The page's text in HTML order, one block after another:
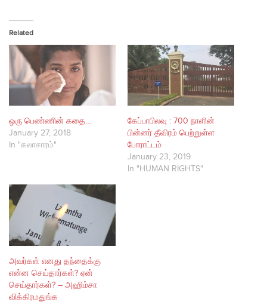
Related
ஒரு பெண்ணின் கதை…
January 27, 2018
In "கலாசாரம்"
கேப்பாபிலவு : 700 நாளின்
பின்னர் தீவிரம் பெற்றுள்ள
போராட்டம்
January 23, 2019
In "HUMAN RIGHTS"
அவர்கள் எனது தந்தைக்கு
என்ன செய்தார்கள்? ஏன்
செய்தார்கள்? – அஹிம்சா
விக்கிரமதுங்க